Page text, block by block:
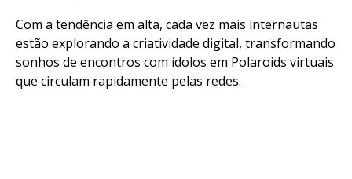
Com a tendência em alta, cada vez mais internautas
estão explorando a criatividade digital, transformando
sonhos de encontros com ídolos em Polaroids virtuais
que circulam rapidamente pelas redes.